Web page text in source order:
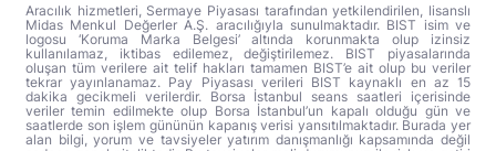
Aracılık hizmetleri, Sermaye Piyasası tarafından yetkilendirilen, lisanslı
Midas Menkul Değerler A.Ş. aracılığıyla sunulmaktadır. BIST isim ve
logosu ‘Koruma Marka Belgesi’ altında korunmakta olup izinsiz
kullanılamaz, iktibas edilemez, değiştirilemez. BIST piyasalarında
oluşan tüm verilere ait telif hakları tamamen BIST’e ait olup bu veriler
tekrar yayınlanamaz. Pay Piyasası verileri BIST kaynaklı en az 15
dakika gecikmeli verilerdir. Borsa İstanbul seans saatleri içerisinde
veriler temin edilmekte olup Borsa İstanbul’un kapalı olduğu gün ve
saatlerde son işlem gününün kapanış verisi yansıtılmaktadır. Burada yer
alan bilgi, yorum ve tavsiyeler yatırım danışmanlığı kapsamında değil